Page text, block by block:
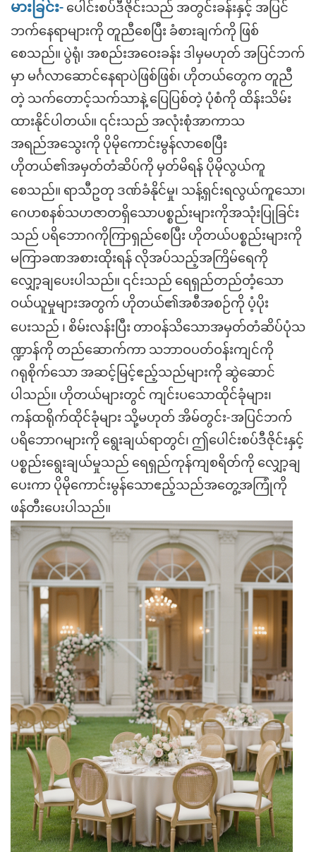
မားခြင်း- ပေါင်းစပ်ဒီဇိုင်းသည် အတွင်းခန်းနှင့် အပြင်
ဘက်နေရာများကို တူညီစေပြီး ခံစားချက်ကို ဖြစ်
စေသည်။ ပွဲရုံ၊ အစည်းအဝေးခန်း ဒါမှမဟုတ် အပြင်ဘက်
မှာ မင်္ဂလာဆောင်နေရာပဲဖြစ်ဖြစ်၊ ဟိုတယ်တွေက တူညီ
တဲ့ သက်တောင့်သက်သာနဲ့ ပြေပြစ်တဲ့ ပုံစံကို ထိန်းသိမ်း
ထားနိုင်ပါတယ်။ ၎င်းသည် အလုံးစုံအာကာသ
အရည်အသွေးကို ပိုမိုကောင်းမွန်လာစေပြီး
ဟိုတယ်၏အမှတ်တံဆိပ်ကို မှတ်မိရန် ပိုမိုလွယ်ကူ
စေသည်။ ရာသီဥတု ဒဏ်ခံနိုင်မှု၊ သန့်ရှင်းရလွယ်ကူသော၊
ဂေဟစနစ်သဟဇာတရှိသောပစ္စည်းများကိုအသုံးပြုခြင်း
သည် ပရိဘောဂကိုကြာရှည်စေပြီး ဟိုတယ်ပစ္စည်းများကို
မကြာခဏအစားထိုးရန် လိုအပ်သည့်အကြိမ်ရေကို
လျှော့ချပေးပါသည်။ ၎င်းသည် ရေရှည်တည်တံ့သော
ဝယ်ယူမှုများအတွက် ဟိုတယ်၏အစီအစဉ်ကို ပံ့ပိုး
ပေးသည် ၊ စိမ်းလန်းပြီး တာဝန်သိသောအမှတ်တံဆိပ်ပုံသ
ဏ္ဍာန်ကို တည်ဆောက်ကာ သဘာဝပတ်ဝန်းကျင်ကို
ဂရုစိုက်သော အဆင့်မြင့်ဧည့်သည်များကို ဆွဲဆောင်
ပါသည်။ ဟိုတယ်များတွင် ကျင်းပသောထိုင်ခုံများ၊
ကန်ထရိုက်ထိုင်ခုံများ သို့မဟုတ် အိမ်တွင်း-အပြင်ဘက်
ပရိဘောဂများကို ရွေးချယ်ရာတွင်၊ ဤပေါင်းစပ်ဒီဇိုင်းနှင့်
ပစ္စည်းရွေးချယ်မှုသည် ရေရှည်ကုန်ကျစရိတ်ကို လျှော့ချ
ပေးကာ ပိုမိုကောင်းမွန်သောဧည့်သည်အတွေ့အကြုံကို
ဖန်တီးပေးပါသည်။